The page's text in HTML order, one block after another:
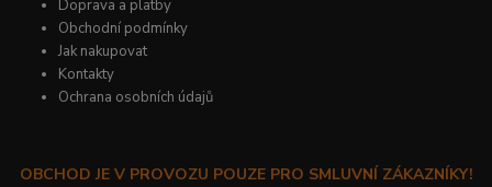
Doprava a platby
Obchodní podmínky
Jak nakupovat
Kontakty
Ochrana osobních údajů
OBCHOD JE V PROVOZU POUZE PRO SMLUVNÍ ZÁKAZNÍKY!